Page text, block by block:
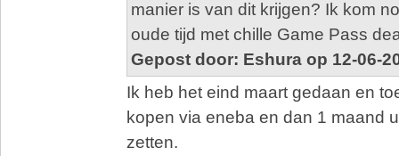
manier is van dit krijgen? Ik kom
oude tijd met chille Game Pass
Gepost door: Eshura op 12-06-
Ik heb het eind maart gedaan en
kopen via eneba en dan 1 maand
zetten.